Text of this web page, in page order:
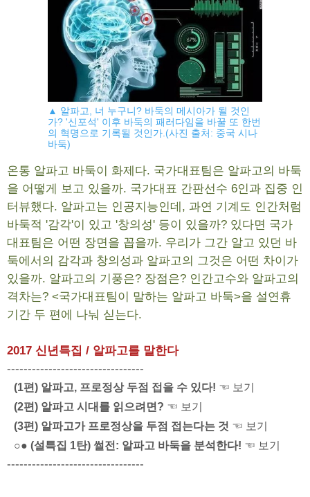
▲ 알파고, 너 누구니? 바둑의 메시아가 될 것인
가? '신포석' 이후 바둑의 패러다임을 바꿀 또 한번
의 혁명으로 기록될 것인가.(사진 출처: 중국 시나
바둑)
온통 알파고 바둑이 화제다. 국가대표팀은 알파고의 바둑
을 어떻게 보고 있을까. 국가대표 간판선수 6인과 집중 인
터뷰했다. 알파고는 인공지능인데, 과연 기계도 인간처럼
바둑적 '감각'이 있고 '창의성' 등이 있을까? 있다면 국가
대표팀은 어떤 장면을 꼽을까. 우리가 그간 알고 있던 바
둑에서의 감각과 창의성과 알파고의 그것은 어떤 차이가
있을까. 알파고의 기풍은? 장점은? 인간고수와 알파고의
격차는? <국가대표팀이 말하는 알파고 바둑>을 설연휴
기간 두 편에 나눠 싣는다.
2017 신년특집 / 알파고를 말한다
---------------------------------
(1편) 알파고, 프로정상 두점 접을 수 있다! ☜ 보기
(2편) 알파고 시대를 읽으려면? ☜ 보기
(3편) 알파고가 프로정상을 두점 접는다는 것 ☜ 보기
○● (설특집 1탄) 썰전: 알파고 바둑을 분석한다! ☜ 보기
---------------------------------